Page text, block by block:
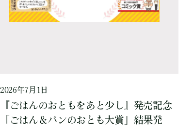
2026年7月1日
『ごはんのおともをあと少し』発売記念
「ごはん＆パンのおとも大賞」結果発